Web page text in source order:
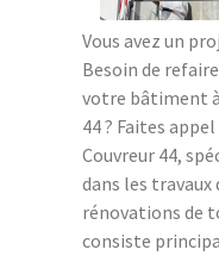
Vous avez un
Besoin de
votre bâtiment
44 ? Faites
Couvreur 44,
dans les travaux
rénovations de
consiste